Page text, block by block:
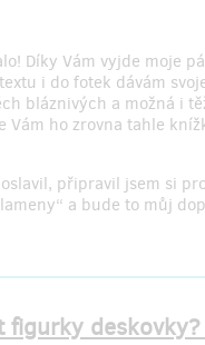
Díky Vám vyjde moje
i do fotek dávám
bláznivých a možná i
Vám ho zrovna tahle
připravil jsem si
a bude to můj
figurky